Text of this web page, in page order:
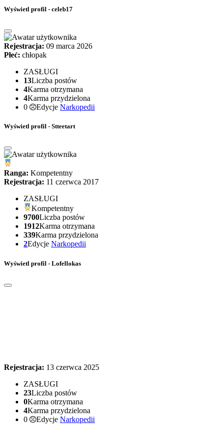
Wyświetl profil - celeb17
Rejestracja: 09 marca 2026
Płeć: chłopak
ZASŁUGI
13Liczba postów
4Karma otrzymana
4Karma przydzielona
0
Edycje Narkopedii
Wyświetl profil - Stteetart
Ranga: Kompetentny
Rejestracja: 11 czerwca 2017
ZASŁUGI
Kompetentny
9700Liczba postów
1912Karma otrzymana
339Karma przydzielona
2Edycje Narkopedii
Wyświetl profil - Lofellokas
Rejestracja: 13 czerwca 2025
ZASŁUGI
23Liczba postów
0Karma otrzymana
4Karma przydzielona
0
Edycje Narkopedii